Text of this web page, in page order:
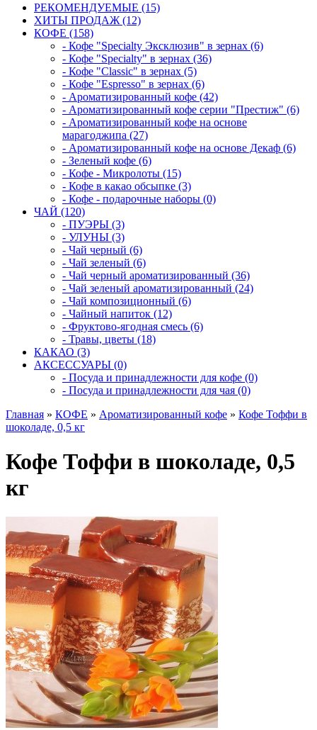
РЕКОМЕНДУЕМЫЕ (15)
ХИТЫ ПРОДАЖ (12)
КОФЕ (158)
- Кофе "Specialty Эксклюзив" в зернах (6)
- Кофе "Specialty" в зернах (36)
- Кофе "Classic" в зернах (5)
- Кофе "Espresso" в зернах (6)
- Ароматизированный кофе (42)
- Ароматизированный кофе серии "Престиж" (6)
- Ароматизированный кофе на основе
марагоджипа (27)
- Ароматизированный кофе на основе Декаф (6)
- Зеленый кофе (6)
- Кофе - Микролоты (15)
- Кофе в какао обсыпке (3)
- Кофе - подарочные наборы (0)
ЧАЙ (120)
- ПУЭРЫ (3)
- УЛУНЫ (3)
- Чай черный (6)
- Чай зеленый (6)
- Чай черный ароматизированный (36)
- Чай зеленый ароматизированный (24)
- Чай композиционный (6)
- Чайный напиток (12)
- Фруктово-ягодная смесь (6)
- Травы, цветы (18)
КАКАО (3)
АКСЕССУАРЫ (0)
- Посуда и принадлежности для кофе (0)
- Посуда и принадлежности для чая (0)
Главная » КОФЕ » Ароматизированный кофе » Кофе Тоффи в
шоколаде, 0,5 кг
Кофе Тоффи в шоколаде, 0,5
кг